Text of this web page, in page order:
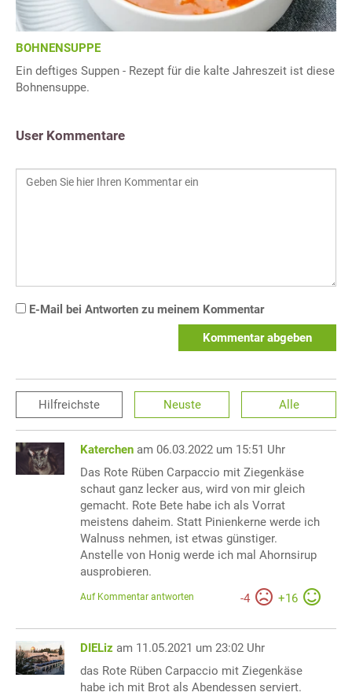
BOHNENSUPPE
Ein deftiges Suppen - Rezept für die kalte Jahreszeit ist diese
Bohnensuppe.
User Kommentare
E-Mail bei Antworten zu meinem Kommentar
Kommentar abgeben
Hilfreichste Neuste Alle
Katerchen am 06.03.2022 um 15:51 Uhr
Das Rote Rüben Carpaccio mit Ziegenkäse
schaut ganz lecker aus, wird von mir gleich
gemacht. Rote Bete habe ich als Vorrat
meistens daheim. Statt Pinienkerne werde ich
Walnuss nehmen, ist etwas günstiger.
Anstelle von Honig werde ich mal Ahornsirup
ausprobieren.
-4 +16
Auf Kommentar antworten
DIELiz am 11.05.2021 um 23:02 Uhr
das Rote Rüben Carpaccio mit Ziegenkäse
habe ich mit Brot als Abendessen serviert.